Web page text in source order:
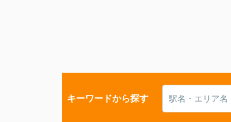
キーワードから探す